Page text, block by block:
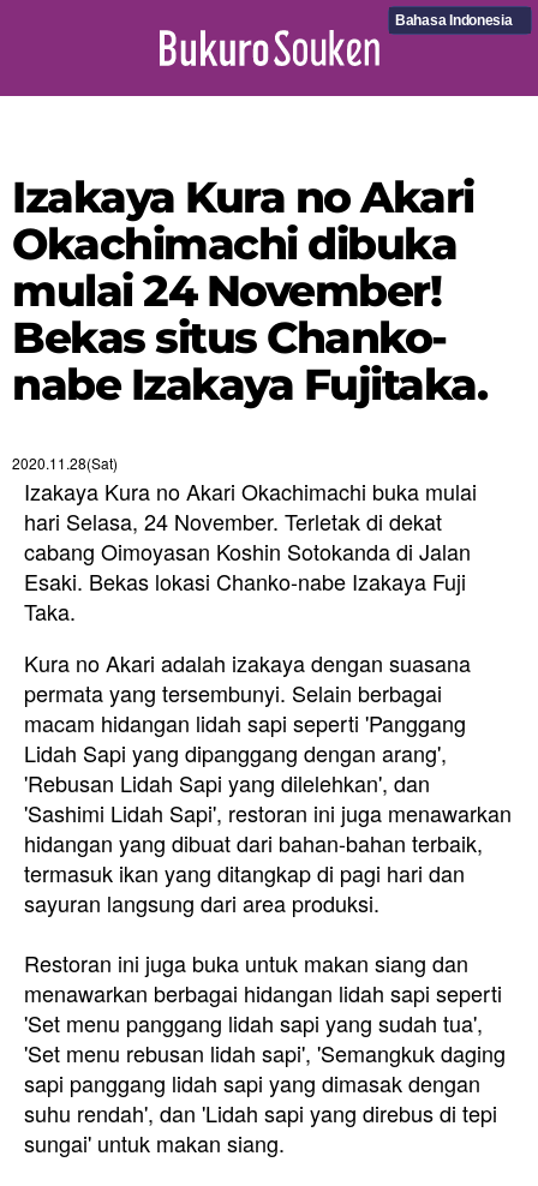
Bahasa Indonesia
Izakaya Kura no Akari
Okachimachi dibuka
mulai 24 November!
Bekas situs Chanko-
nabe Izakaya Fujitaka.
2020.11.28(Sat)
Izakaya Kura no Akari Okachimachi buka mulai
hari Selasa, 24 November. Terletak di dekat
cabang Oimoyasan Koshin Sotokanda di Jalan
Esaki. Bekas lokasi Chanko-nabe Izakaya Fuji
Taka.
Kura no Akari adalah izakaya dengan suasana
permata yang tersembunyi. Selain berbagai
macam hidangan lidah sapi seperti 'Panggang
Lidah Sapi yang dipanggang dengan arang',
'Rebusan Lidah Sapi yang dilelehkan', dan
'Sashimi Lidah Sapi', restoran ini juga menawarkan
hidangan yang dibuat dari bahan-bahan terbaik,
termasuk ikan yang ditangkap di pagi hari dan
sayuran langsung dari area produksi.
Restoran ini juga buka untuk makan siang dan
menawarkan berbagai hidangan lidah sapi seperti
'Set menu panggang lidah sapi yang sudah tua',
'Set menu rebusan lidah sapi', 'Semangkuk daging
sapi panggang lidah sapi yang dimasak dengan
suhu rendah', dan 'Lidah sapi yang direbus di tepi
sungai' untuk makan siang.